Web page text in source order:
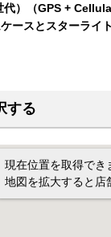
）（GPS +
ースとスターライ
する
現在位置を取得でき
地図を拡大すると店